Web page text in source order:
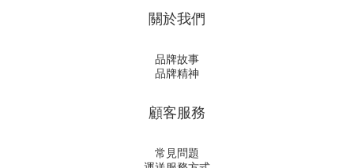
關於我們
品牌故事
品牌精神
顧客服務
常見問題